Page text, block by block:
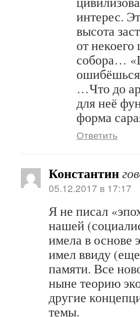
интерес.
высота
от
собора…
…Что до
для неё
форма
Ответить
Константин
05.12.2017 в 17:17
Я не писал
нашей
имела в основе
имел ввиду
памяти. Все
ныне теорию
другие
темы.